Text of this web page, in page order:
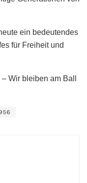
ein bedeutendes
für Freiheit und
Wir bleiben am Ball